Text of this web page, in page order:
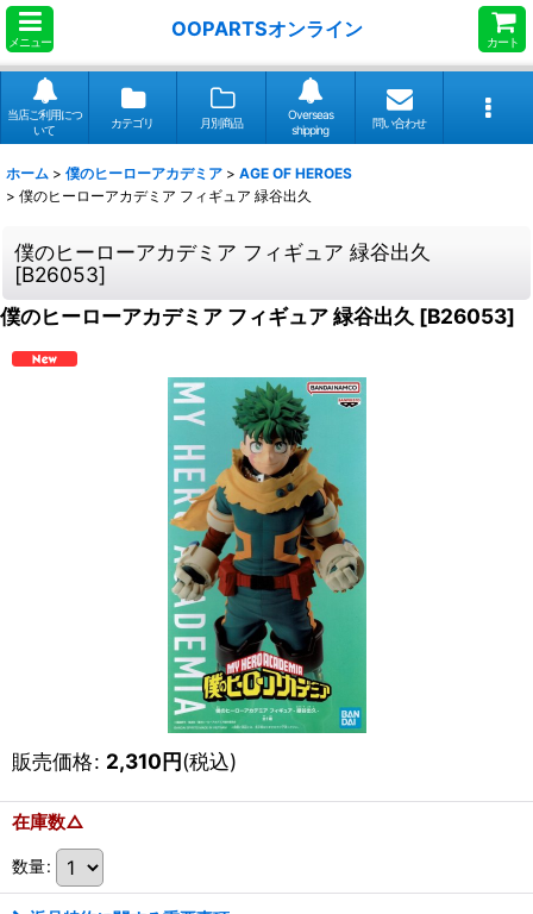
メニュー
OOPARTSオンライン
カート
当店ご利用につ
いて
カテゴリ 月別商品
Overseas
shipping
問い合わせ
ホーム > 僕のヒーローアカデミア > AGE OF HEROES
> 僕のヒーローアカデミア フィギュア 緑谷出久
僕のヒーローアカデミア フィギュア 緑谷出久
[B26053]
僕のヒーローアカデミア フィギュア 緑谷出久 [B26053]
販売価格: 2,310円(税込)
在庫数△
数量: